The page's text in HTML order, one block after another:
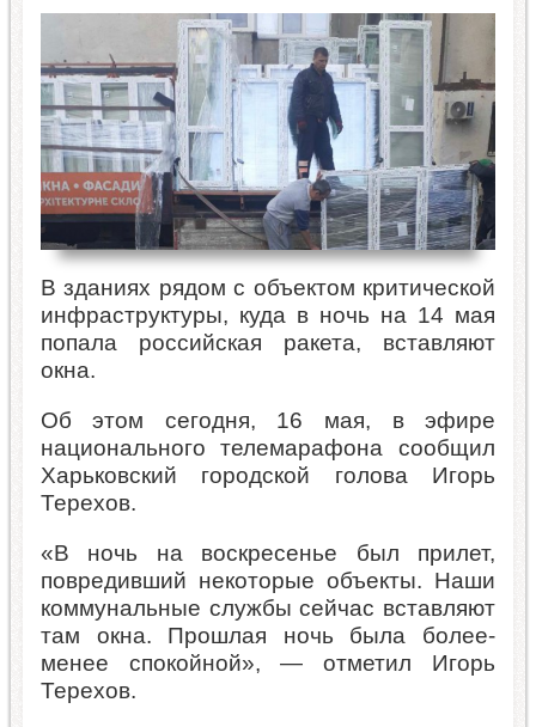
В зданиях рядом с объектом критической
инфраструктуры, куда в ночь на 14 мая
попала российская ракета, вставляют
окна.
Об этом сегодня, 16 мая, в эфире
национального телемарафона сообщил
Харьковский городской голова Игорь
Терехов.
«В ночь на воскресенье был прилет,
повредивший некоторые объекты. Наши
коммунальные службы сейчас вставляют
там окна. Прошлая ночь была более-
менее спокойной», — отметил Игорь
Терехов.